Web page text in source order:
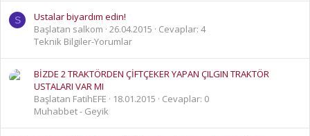
S
Ustalar biyardım edin!
Başlatan salkom 26.04.2015
Cevaplar: 4
Teknik Bilgiler-Yorumlar
BİZDE 2 TRAKTÖRDEN ÇİFTÇEKER YAPAN ÇILGIN TRAKTÖR
USTALARI VAR MI
Başlatan FatihEFE
18.01.2015
Cevaplar: 0
Muhabbet - Geyik